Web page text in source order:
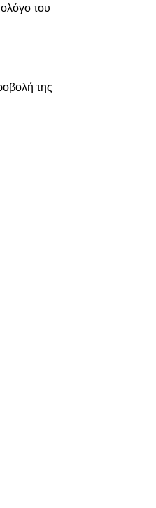
του
της